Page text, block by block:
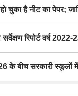
चुका है नीट का पेपर;
रिपोर्ट वर्ष
के बीच सरकारी स्कूलों